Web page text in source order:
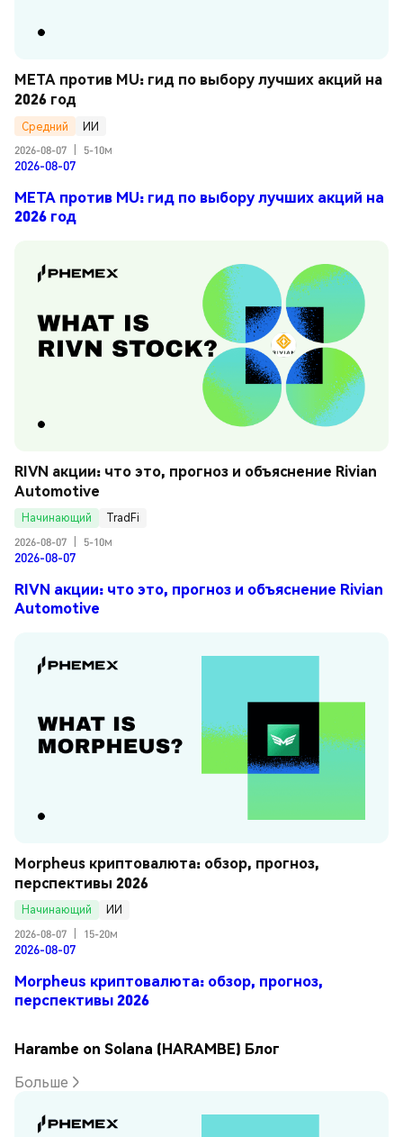
META против MU: гид по выбору лучших акций на
2026 год
Средний
ИИ
2026-08-07
5-10м
2026-08-07
META против MU: гид по выбору лучших акций на
2026 год
RIVN акции: что это, прогноз и объяснение Rivian
Automotive
Начинающий
TradFi
2026-08-07
5-10м
2026-08-07
RIVN акции: что это, прогноз и объяснение Rivian
Automotive
Morpheus криптовалюта: обзор, прогноз,
перспективы 2026
Начинающий
ИИ
2026-08-07
15-20м
2026-08-07
Morpheus криптовалюта: обзор, прогноз,
перспективы 2026
Harambe on Solana (HARAMBE) Блог
Больше